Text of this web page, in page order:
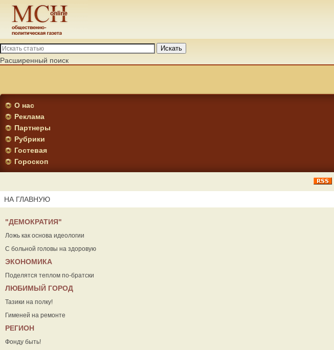
Искать
Расширенный поиск
О нас
Реклама
Партнеры
Рубрики
Гостевая
Гороскоп
НА ГЛАВНУЮ
"ДЕМОКРАТИЯ"
Ложь как основа идеологии
С больной головы на здоровую
ЭКОНОМИКА
Поделятся теплом по-братски
ЛЮБИМЫЙ ГОРОД
Тазики на полку!
Гименей на ремонте
РЕГИОН
Фонду быть!